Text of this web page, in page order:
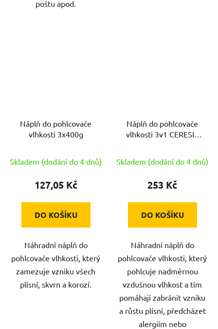
poštu apod.
Náplň do pohlcovače
vlhkosti 3x400g
Skladem (dodání do 4 dnů)
127,05 Kč
DO KOŠÍKU
Náhradní náplň do
pohlcovače vlhkosti, který
zamezuje vzniku všech
plísní, skvrn a korozí.
Náplň do pohlcovače
vlhkosti 3v1 CERESIT
Skladem (dodání do 4 dnů)
253 Kč
DO KOŠÍKU
Náhradní náplň do
pohlcovače vlhkosti, který
pohlcuje nadměrnou
vzdušnou vlhkost a tím
pomáhají zabránit vzniku
a růstu plísní, předcházet
alergiím nebo